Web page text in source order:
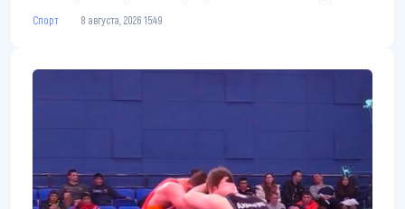
Спорт 8 августа, 2026 15:49